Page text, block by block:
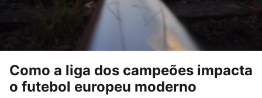
Como a liga dos campeões impacta
o futebol europeu moderno